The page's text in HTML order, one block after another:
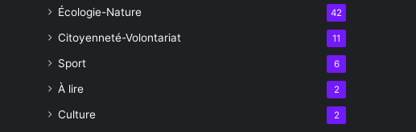
Écologie-Nature 42
Citoyenneté-Volontariat 11
Sport 6
À lire 2
Culture 2